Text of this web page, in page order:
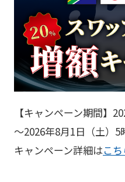
【キャンペーン期間】
～2026年8月1日（土）5
キャンペーン詳細はこ